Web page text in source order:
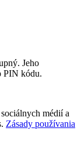
Jeho
PIN kódu.
médií a
Zásady používania